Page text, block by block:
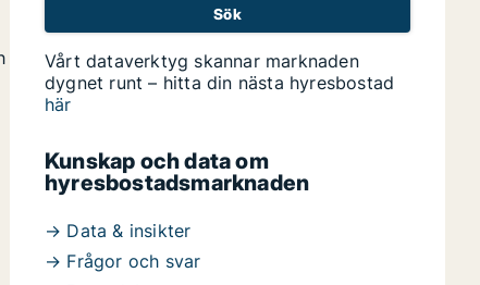
Vårt dataverktyg skannar marknaden
dygnet runt – hitta din nästa hyresbostad
här
Kunskap och data om
hyresbostadsmarknaden
→ Data & insikter
→ Frågor och svar